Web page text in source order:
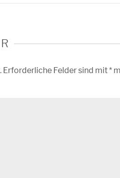
Erforderliche Felder sind mit*